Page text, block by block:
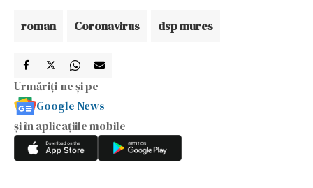
roman Coronavirus dsp mures
Urmăriți-ne și pe
Google News
și în aplicațiile mobile